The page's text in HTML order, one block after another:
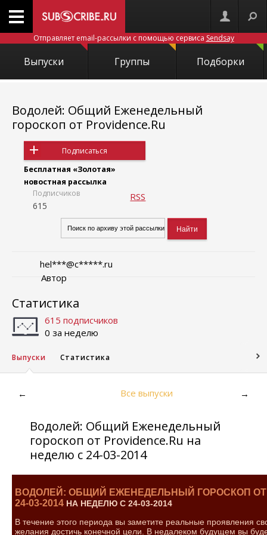
Отправляет email-рассылки с помощью сервиса Sendsay
Выпуски Группы Подборки
Водолей: Общий Еженедельный
гороскоп от Providence.Ru
Подписаться
Бесплатная «Золотая»
новостная рассылка
Подписчиков
615
RSS
Автор
hel***@c*****.ru
Статистика
615 подписчиков
0 за неделю
Выпуски Статистика
← Все выпуски →
Водолей: Общий Еженедельный
гороскоп от Providence.Ru на
неделю с 24-03-2014
ВОДОЛЕЙ: ОБЩИЙ ЕЖЕНЕДЕЛЬНЫЙ ГОРОСКОП ОТ
24-03-2014 НА НЕДЕЛЮ С 24-03-2014
В течение этого периода вы заметите реальные проявления
желания достичь конечной цели. В недалеком будущем вы